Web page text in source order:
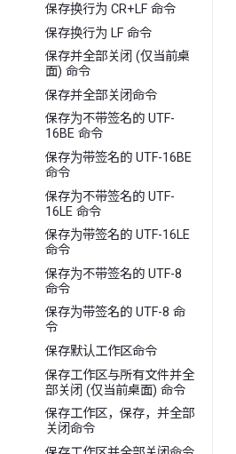
保存换行为 CR+LF 命令
保存换行为 LF 命令
保存并全部关闭 (仅当前桌
面) 命令
保存并全部关闭命令
保存为不带签名的 UTF-
16BE 命令
保存为带签名的 UTF-16BE
命令
保存为不带签名的 UTF-
16LE 命令
保存为带签名的 UTF-16LE
命令
保存为不带签名的 UTF-8
命令
保存为带签名的 UTF-8 命
令
保存默认工作区命令
保存工作区与所有文件并全
部关闭 (仅当前桌面) 命令
保存工作区，保存，并全部
关闭命令